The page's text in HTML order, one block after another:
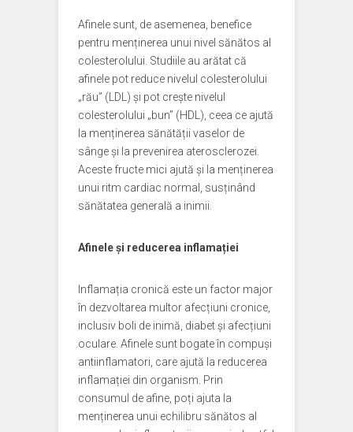
Afinele sunt, de asemenea, benefice
pentru menținerea unui nivel sănătos al
colesterolului. Studiile au arătat că
afinele pot reduce nivelul colesterolului
„rău” (LDL) și pot crește nivelul
colesterolului „bun” (HDL), ceea ce ajută
la menținerea sănătății vaselor de
sânge și la prevenirea aterosclerozei.
Aceste fructe mici ajută și la menținerea
unui ritm cardiac normal, susținând
sănătatea generală a inimii.
Afinele și reducerea inflamației
Inflamația cronică este un factor major
în dezvoltarea multor afecțiuni cronice,
inclusiv boli de inimă, diabet și afecțiuni
oculare. Afinele sunt bogate în compuși
antiinflamatori, care ajută la reducerea
inflamației din organism. Prin
consumul de afine, poți ajuta la
menținerea unui echilibru sănătos al